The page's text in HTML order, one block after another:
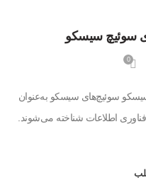
سوئیچ سیسکو
0
سوئیچ‌های سیسکو به‌عنوان
اطلاعات شناخته می‌شوند.